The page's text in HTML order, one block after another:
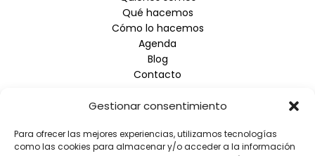
Gestionar consentimiento
Para ofrecer las mejores experiencias, utilizamos tecnologías
como las cookies para almacenar y/o acceder a la información
Qué hacemos
Cómo lo hacemos
Agenda
Blog
Contacto
Empresa
Aviso Legal